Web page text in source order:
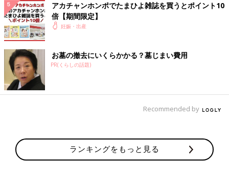
アカチャンホンポでたまひよ雑誌を買うとポイント10
倍【期間限定】
妊娠・出産
お墓の撤去にいくらかかる？墓じまい費用
PR(くらしの話題)
Recommended by
ランキングをもっと見る